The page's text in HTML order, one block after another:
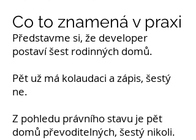
Co to znamená v praxi
Představme si, že developer
postaví šest rodinných domů.
Pět už má kolaudaci a zápis, šestý
ne.
Z pohledu právního stavu je pět
domů převoditelných, šestý nikoli.